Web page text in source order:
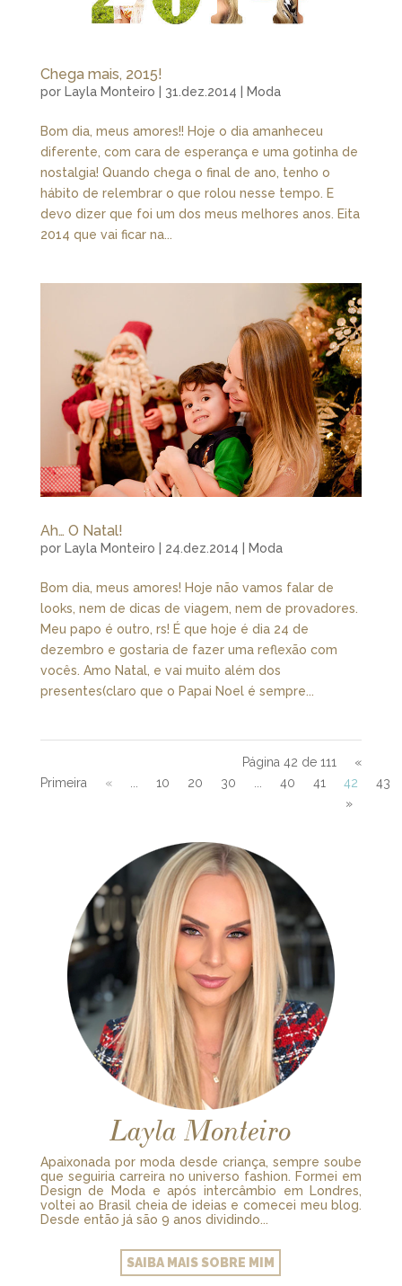
Chega mais, 2015!
por Layla Monteiro 31.dez.2014 Moda
Bom dia, meus amores!! Hoje o dia amanheceu
diferente, com cara de esperança e uma gotinha de
nostalgia! Quando chega o final de ano, tenho o
hábito de relembrar o que rolou nesse tempo. E
devo dizer que foi um dos meus melhores anos. Eita
2014 que vai ficar na...
Ah… O Natal!
por Layla Monteiro 24.dez.2014 Moda
Bom dia, meus amores! Hoje não vamos falar de
looks, nem de dicas de viagem, nem de provadores.
Meu papo é outro, rs! É que hoje é dia 24 de
dezembro e gostaria de fazer uma reflexão com
vocês. Amo Natal, e vai muito além dos
presentes(claro que o Papai Noel é sempre...
Página 42 de 111
«
Primeira
« 10 20 30 40 41 42
43
»
Layla Monteiro
Apaixonada por moda desde criança, sempre soube
que seguiria carreira no universo fashion. Formei em
Design de Moda e após intercâmbio em Londres,
voltei ao Brasil cheia de ideias e comecei meu blog.
Desde então já são 9 anos dividindo...
SAIBA MAIS SOBRE MIM